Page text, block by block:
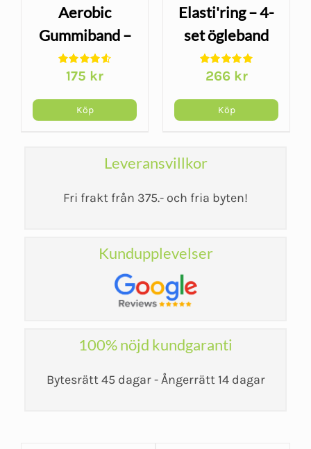
Aerobic
Gummiband –
4-set med
progressiva
motståndsnivåer
175 kr
Köp
Elasti'ring – 4-
set ögleband
för höft och
benträning
266 kr
Köp
Leveransvillkor
Fri frakt från 375.- och fria byten!
Kundupplevelser
100% nöjd kundgaranti
Bytesrätt 45 dagar - Ångerrätt 14 dagar